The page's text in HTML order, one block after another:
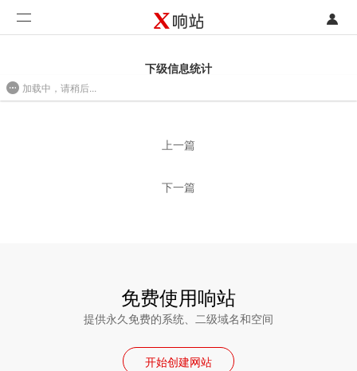
注册
开发类型
下级信息统计
上一篇
下一篇
免费使用响站
提供永久免费的系统、二级域名和空间
开始创建网站
加载中，请稍后...